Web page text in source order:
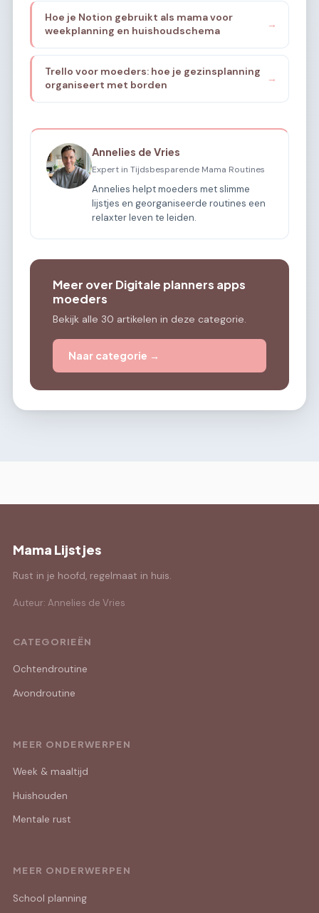
Hoe je Notion gebruikt als mama voor
weekplanning en huishoudschema
→
Trello voor moeders: hoe je gezinsplanning
organiseert met borden
→
Annelies de Vries
Expert in Tijdsbesparende Mama Routines
Annelies helpt moeders met slimme
lijstjes en georganiseerde routines een
relaxter leven te leiden.
Meer over Digitale planners apps
moeders
Bekijk alle 30 artikelen in deze categorie.
Naar categorie →
Mama Lijstjes
Rust in je hoofd, regelmaat in huis.
Auteur: Annelies de Vries
CATEGORIEËN
Ochtendroutine
Avondroutine
MEER ONDERWERPEN
Week & maaltijd
Huishouden
Mentale rust
MEER ONDERWERPEN
School planning